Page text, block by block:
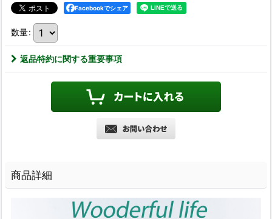
Facebookでシェア
数量:
返品特約に関する重要事項
商品詳細